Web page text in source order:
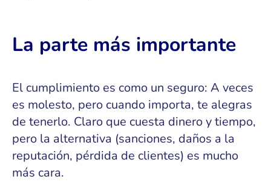
La parte más importante
El cumplimiento es como un seguro: A veces
es molesto, pero cuando importa, te alegras
de tenerlo. Claro que cuesta dinero y tiempo,
pero la alternativa (sanciones, daños a la
reputación, pérdida de clientes) es mucho
más cara.